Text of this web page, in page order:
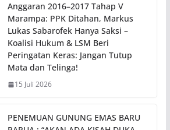
Anggaran 2016–2017 Tahap V
Marampa: PPK Ditahan, Markus
Lukas Sabarofek Hanya Saksi –
Koalisi Hukum & LSM Beri
Peringatan Keras: Jangan Tutup
Mata dan Telinga!
15 Juli 2026
PENEMUAN GUNUNG EMAS BARU